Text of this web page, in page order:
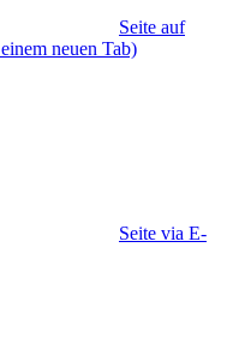
Seite auf
neuen Tab)
Seite via E-